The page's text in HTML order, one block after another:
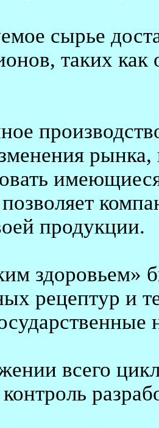
сырье
таких
рынка,
продукции.
здоровьем»
рецептур и
всего